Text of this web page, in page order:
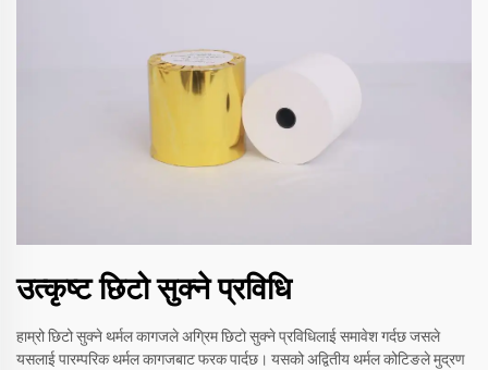
उत्कृष्ट छिटो सुक्ने प्रविधि
हाम्रो छिटो सुक्ने थर्मल कागजले अग्रिम छिटो सुक्ने प्रविधिलाई समावेश गर्दछ जसले
यसलाई पारम्परिक थर्मल कागजबाट फरक पार्दछ। यसको अद्वितीय थर्मल कोटिङले मुद्रण